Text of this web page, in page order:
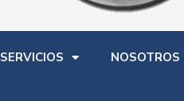
SERVICIOS NOSOTROS